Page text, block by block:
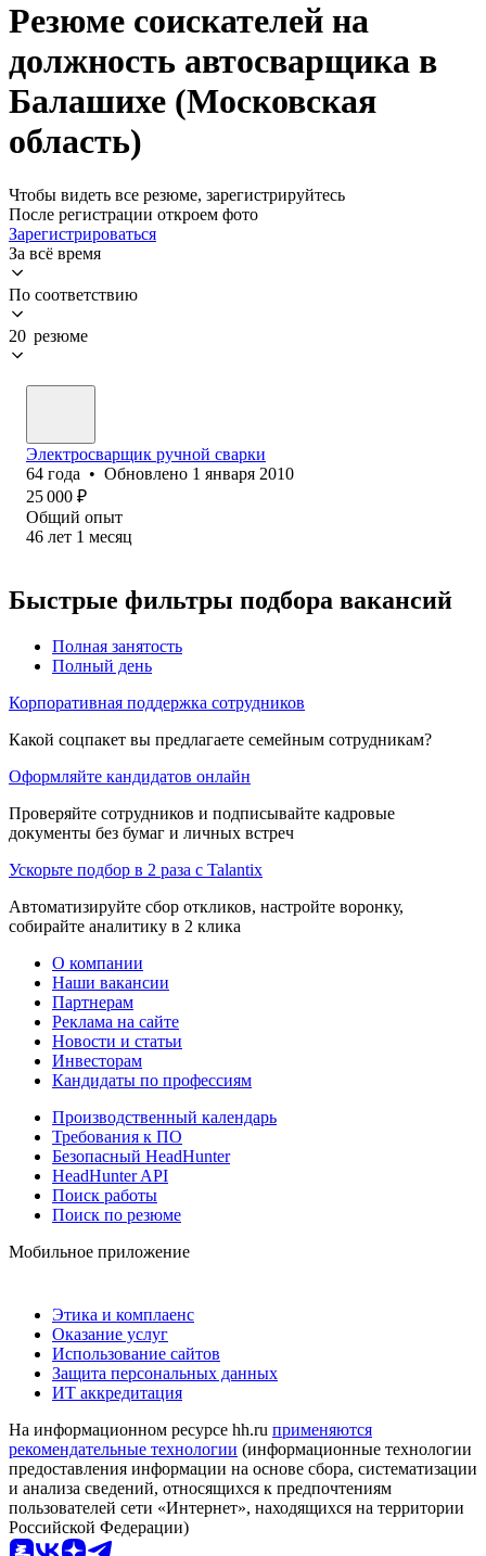
Резюме соискателей на
должность автосварщика в
Балашихе (Московская
область)
Чтобы видеть все резюме, зарегистрируйтесь
После регистрации откроем фото
Зарегистрироваться
За всё время
По соответствию
20 резюме
Электросварщик ручной сварки
64 года • Обновлено 1 января 2010
25 000 ₽
Общий опыт
46 лет 1 месяц
Быстрые фильтры подбора вакансий
Полная занятость
Полный день
Корпоративная поддержка сотрудников
Какой соцпакет вы предлагаете семейным сотрудникам?
Оформляйте кандидатов онлайн
Проверяйте сотрудников и подписывайте кадровые
документы без бумаг и личных встреч
Ускорьте подбор в 2 раза с Talantix
Автоматизируйте сбор откликов, настройте воронку,
собирайте аналитику в 2 клика
О компании
Наши вакансии
Партнерам
Реклама на сайте
Новости и статьи
Инвесторам
Кандидаты по профессиям
Производственный календарь
Требования к ПО
Безопасный HeadHunter
HeadHunter API
Поиск работы
Поиск по резюме
Мобильное приложение
Этика и комплаенс
Оказание услуг
Использование сайтов
Защита персональных данных
ИТ аккредитация
На информационном ресурсе hh.ru применяются
рекомендательные технологии (информационные технологии
предоставления информации на основе сбора, систематизации
и анализа сведений, относящихся к предпочтениям
пользователей сети «Интернет», находящихся на территории
Российской Федерации)